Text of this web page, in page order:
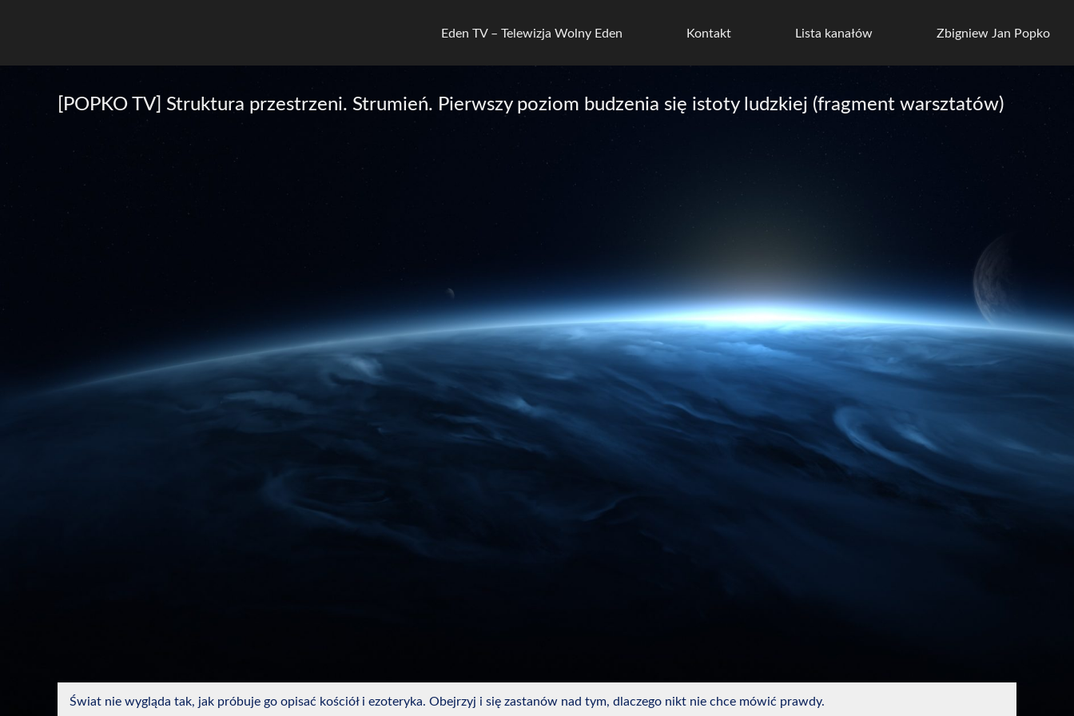
Eden TV – Telewizja Wolny Eden Kontakt Lista kanałów Zbigniew Jan Popko
[POPKO TV] Struktura przestrzeni. Strumień. Pierwszy poziom budzenia się istoty ludzkiej (fragment warsztatów)
Świat nie wygląda tak, jak próbuje go opisać kościół i ezoteryka. Obejrzyj i się zastanów nad tym, dlaczego nikt nie chce mówić prawdy.